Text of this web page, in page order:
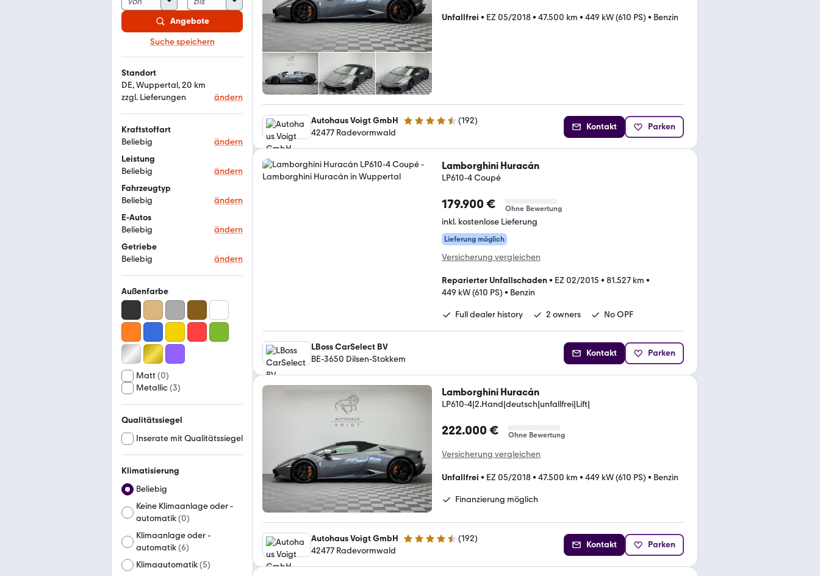
Angebote
Suche speichern
Standort
DE, Wuppertal, 20 km
zzgl. Lieferungen
ändern
Kraftstoffart
Beliebig
ändern
Leistung
Beliebig
ändern
Fahrzeugtyp
Beliebig
ändern
E-Autos
Beliebig
ändern
Getriebe
Beliebig
ändern
Außenfarbe
Matt (0)
Metallic(3)
Qualitätssiegel
Inserate mit Qualitätssiegel
Klimatisierung
Beliebig
Keine Klimaanlage oder -
automatik(0)
Klimaanlage oder -
automatik(6)
Klimaautomatik(5)
Unfallfrei • EZ 05/2018• 47.500 km • 449 kW (610 PS) • Benzin
Autohaus Voigt GmbH 4.7 Sterne (192)
42477 Radevormwald
Kontakt Parken
Lamborghini Huracán
LP610-4 Coupé
179.900 € Ohne Bewertung
inkl. kostenlose Lieferung
Lieferung möglich
Versicherung vergleichen
Reparierter Unfallschaden• EZ 02/2015 • 81.527 km •
449 kW (610 PS) • Benzin
Full dealer history 2 owners No OPF
LBoss CarSelect BV
BE-3650 Dilsen-Stokkem
Kontakt Parken
Lamborghini Huracán
LP610-4|2.Hand|deutsch|unfallfrei|Lift|
222.000 € Ohne Bewertung
Versicherung vergleichen
Unfallfrei • EZ 05/2018• 47.500 km • 449 kW (610 PS) • Benzin
Finanzierung möglich
Autohaus Voigt GmbH 4.7 Sterne (192)
42477 Radevormwald
Kontakt Parken